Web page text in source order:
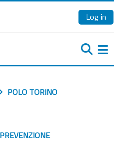
Log in
POLO TORINO